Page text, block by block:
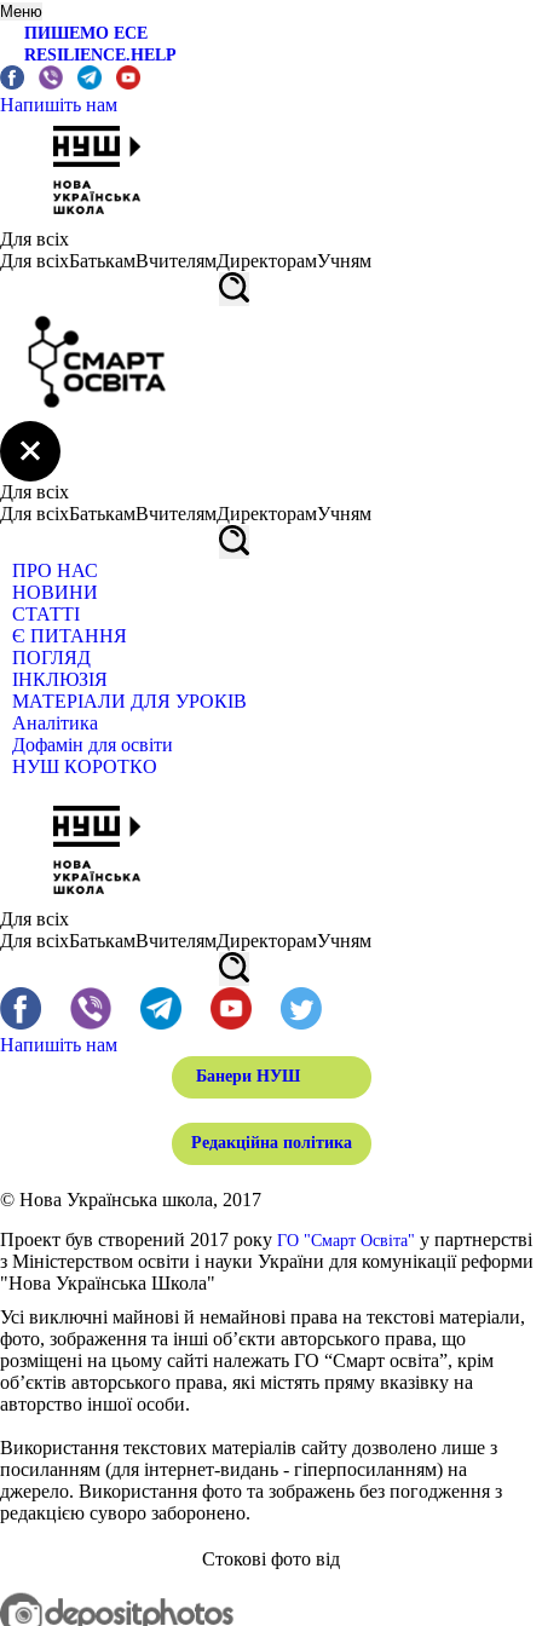
Меню
ПИШЕМО ЕСЕ
RESILIENCE.HELP
Напишіть нам
Для всіх
Для всіхБатькамВчителямДиректорамУчням
Для всіх
Для всіхБатькамВчителямДиректорамУчням
ПРО НАС
НОВИНИ
СТАТТІ
Є ПИТАННЯ
ПОГЛЯД
ІНКЛЮЗІЯ
МАТЕРІАЛИ ДЛЯ УРОКІВ
Аналітика
Дофамін для освіти
НУШ КОРОТКО
Для всіх
Для всіхБатькамВчителямДиректорамУчням
Напишіть нам
Банери НУШ
Редакційна політика
© Нова Українська школа, 2017
Проект був створений 2017 року ГО "Смарт Освіта" у партнерстві
з Міністерством освіти і науки України для комунікації реформи
"Нова Українська Школа"
Усі виключні майнові й немайнові права на текстові матеріали,
фото, зображення та інші об’єкти авторського права, що
розміщені на цьому сайті належать ГО “Смарт освіта”, крім
об’єктів авторського права, які містять пряму вказівку на
авторство іншої особи.
Використання текстових матеріалів сайту дозволено лише з
посиланням (для інтернет-видань - гіперпосиланням) на
джерело. Використання фото та зображень без погодження з
редакцією суворо заборонено.
Стокові фото від